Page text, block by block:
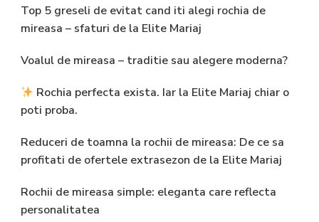
Top 5 greseli de evitat cand iti alegi rochia de
mireasa – sfaturi de la Elite Mariaj
Voalul de mireasa – traditie sau alegere moderna?
Rochia perfecta exista. Iar la Elite Mariaj chiar o
poti proba.
Reduceri de toamna la rochii de mireasa: De ce sa
profitati de ofertele extrasezon de la Elite Mariaj
Rochii de mireasa simple: eleganta care reflecta
personalitatea